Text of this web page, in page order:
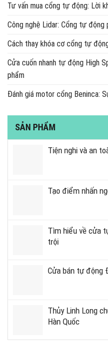
Tư vấn mua cổng tự động: Lời
Công nghệ Lidar: Cổng tự động
Cách thay khóa cơ cổng tự
Cửa cuốn nhanh tự động High
phẩm
Đánh giá motor cổng Beninca:
SẢN PHẨM
Tiện nghi và an
Tạo điểm nhấn
Tìm hiểu về cửa
trội
Cửa bán tự động
Thủy Linh Long
Hàn Quốc